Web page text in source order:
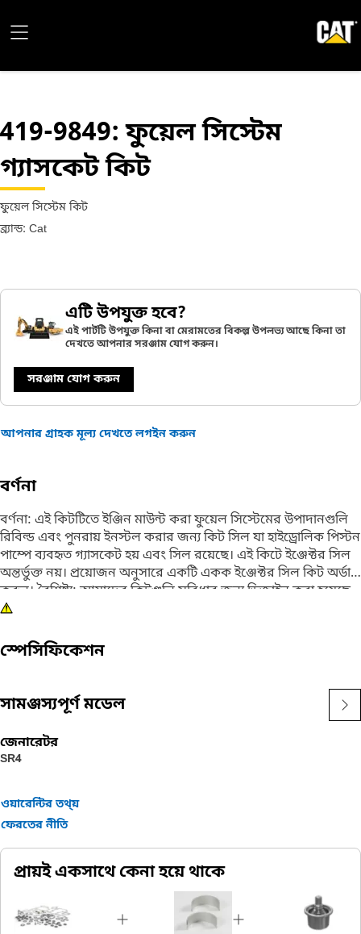
419-9849: ফুয়েল সিস্টেম
গ্যাসকেট কিট
ফুয়েল সিস্টেম কিট
ব্র্যান্ড: Cat
এটি উপযুক্ত হবে?
এই পার্টটি উপযুক্ত কিনা বা মেরামতের বিকল্প উপলভ্য আছে কিনা তা
দেখতে আপনার সরঞ্জাম যোগ করুন।
সরঞ্জাম যোগ করুন
আপনার গ্রাহক মূল্য দেখতে লগইন করুন
বর্ণনা
বর্ণনা: এই কিটটিতে ইঞ্জিন মাউন্ট করা ফুয়েল সিস্টেমের উপাদানগুলি
রিবিল্ড এবং পুনরায় ইনস্টল করার জন্য কিট সিল যা হাইড্রোলিক পিস্টন
পাম্পে ব্যবহৃত গ্যাসকেট হয় এবং সিল রয়েছে। এই কিটে ইঞ্জেক্টর সিল
অন্তর্ভুক্ত নয়। প্রয়োজন অনুসারে একটি একক ইঞ্জেক্টর সিল কিট অর্ডার
করুন। বৈশিষ্ট্য: আমাদের কিটগুলি সুবিধার জন্য ডিজাইন করা হয়েছে -
প্রিপ্যাকেজ করা, একটি সিঙ্গেল পার্ট নম্বর দিয়ে অর্ডার করা এবং একক
স্পেসিফিকেশন
সামঞ্জস্যপূর্ণ মডেল
জেনারেটর
SR4
ওয়ারেন্টির তথ্য়
ফেরতের নীতি
প্রায়ই একসাথে কেনা হয়ে থাকে